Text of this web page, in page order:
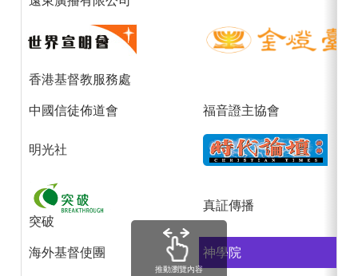
香港基督教服務處
中國信徒佈道會 福音證主協會
明光社
突破
真証傳播
海外基督使團 神學院
推動瀏覽內容